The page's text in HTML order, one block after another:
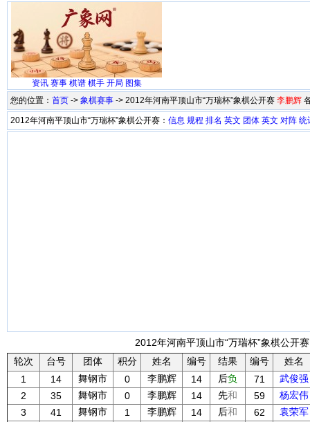
资讯 赛事 棋谱 棋手 开局 图集
您的位置： 首页 -> 象棋赛事 -> 2012年河南平顶山市“万瑞杯”象棋公开赛 李鹏辉
2012年河南平顶山市“万瑞杯”象棋公开赛： 信息 规程 排名 英文 团体 英文 对阵 统
2012年河南平顶山市“万瑞杯”象棋公开
轮次
台号 团体 积分 姓名 编号 结果 编号
姓名
1
14 舞钢市 0 李鹏辉 14 后负 71
武俊强
2
35 舞钢市 0 李鹏辉 14 先和 59
杨宏伟
3
41 舞钢市 1 李鹏辉 14 后和 62
袁荣军